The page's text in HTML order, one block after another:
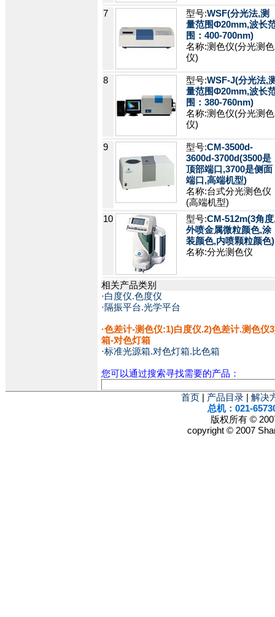
7 型号:WSF(分光法,测
量范围Φ20mm,波长
围：400-700nm)
名称:测色仪(分光测色
仪)
8 型号:WSF-J(分光法,
量范围Φ20mm,波长
围：380-760nm)
名称:测色仪(分光测色
仪)
9 型号:CM-3500d-
3600d-3700d(3500是
顶部端口,3700是侧面
端口,高端机型)
名称:台式分光测色仪
(高端机型)
10
型号:CM-512m(3角
外喷金属微粒颜色,涂
装颜色,内喷颗粒颜色)
名称:分光测色仪
相关产品类别
·白度仪.色度仪
·隔振平台.光学平台
·色差计-测色仪:1)白度仪.2)色差计.测色仪
箱-对色灯箱
·标准光源箱.对色灯箱.比色箱
您可以通过搜索寻找需要的产品：
首页 产品目录
解决
总机：021-
版权所有 ©
copyright © 2007